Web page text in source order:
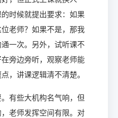
时候就提出要求：如果
老师？如果不是，那我
一次。另外，试听课不
旁边旁听，观察老师能
，讲课逻辑清不清楚。
有些大机构名气响，但
老师发挥空间有限。对